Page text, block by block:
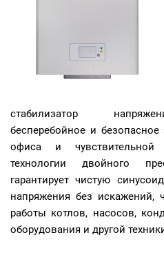
стабилизатор
бесперебойное и
офиса и чувствительной
технологии двойного
гарантирует чистую
напряжения без искажений,
работы котлов, насосов,
оборудования и другой